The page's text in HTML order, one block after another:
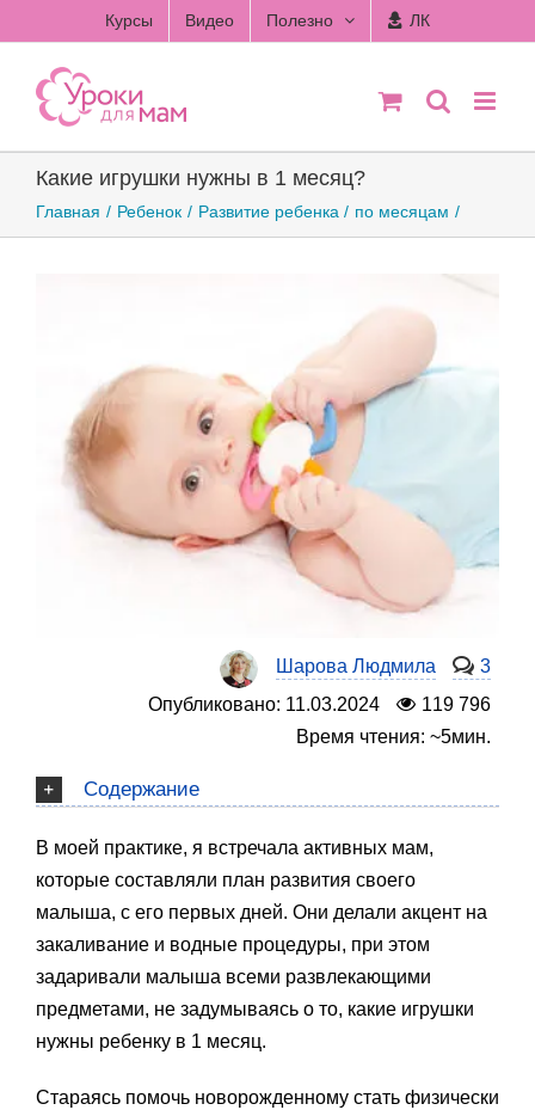
to
content
Курсы Видео Полезно ЛК
Какие игрушки нужны в 1 месяц?
Главная Ребенок Развитие ребенка по месяцам
Шарова Людмила
3
Опубликовано: 11.03.2024
119 796
Время чтения: ~5мин.
Содержание
В моей практике, я встречала активных мам,
которые составляли план развития своего
малыша, с его первых дней. Они делали акцент на
закаливание и водные процедуры, при этом
задаривали малыша всеми развлекающими
предметами, не задумываясь о то, какие игрушки
нужны ребенку в 1 месяц.
Стараясь помочь новорожденному стать физически